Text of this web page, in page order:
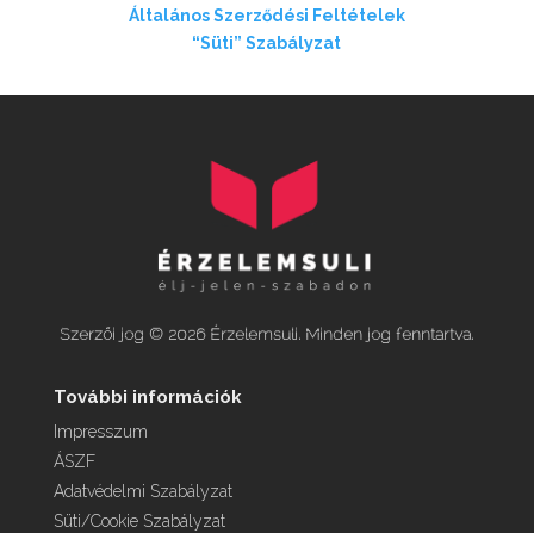
Általános Szerződési Feltételek
“Süti” Szabályzat
Szerzői jog © 2026 Érzelemsuli. Minden jog fenntartva.
További információk
Impresszum
ÁSZF
Adatvédelmi Szabályzat
Süti/Cookie Szabályzat